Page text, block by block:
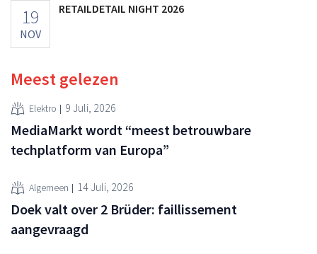
19
NOV
RETAILDETAIL NIGHT 2026
Meest gelezen
Elektro 9 Juli, 2026
MediaMarkt wordt “meest betrouwbare
techplatform van Europa”
Algemeen 14 Juli, 2026
Doek valt over 2 Brüder: faillissement
aangevraagd